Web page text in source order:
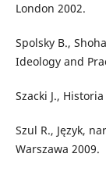
London 2002.
Spolsky B.,
Ideology and
Szacki J.,
Szul R., Język,
Warszawa 2009.